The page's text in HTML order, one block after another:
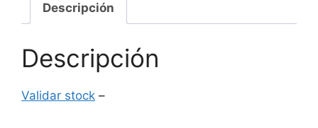
Descripción
Descripción
Validar stock –